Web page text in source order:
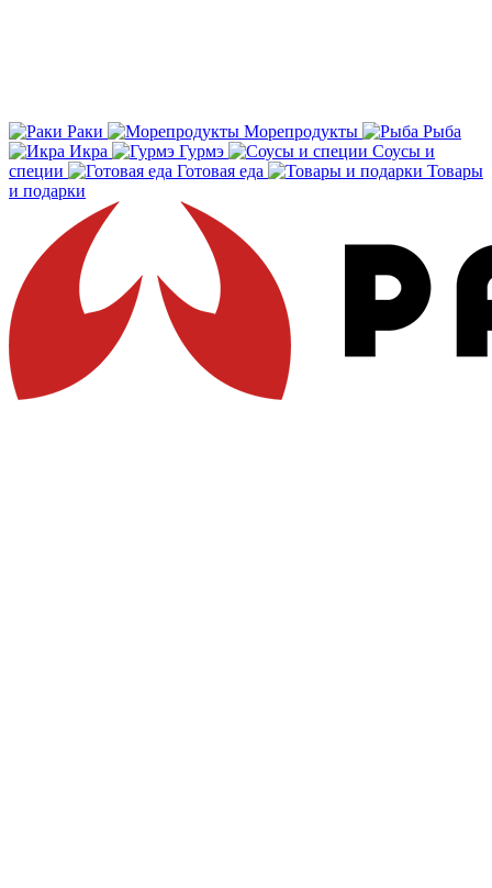
Раки Морепродукты
Рыба
Икра
Гурмэ
Соусы и
специи
Готовая еда
Товары
и подарки